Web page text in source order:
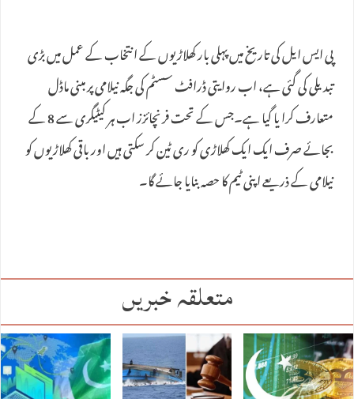
پی ایس ایل کی تاریخ میں پہلی بار کھلاڑیوں کے انتخاب کے عمل میں بڑی
تبدیلی کی گئی ہے، اب روایتی ڈرافٹ سسٹم کی جگہ نیلامی پر مبنی ماڈل
متعارف کرا یا گیا ہے۔جس کے تحت فرنچائزز اب ہر کیٹیگری سے 8 کے
بجائے صرف ایک ایک کھلاڑی کو ری ٹین کر سکتی ہیں اور باقی کھلاڑیوں کو
نیلامی کے ذریعے اپنی ٹیم کا حصہ بنایا جائے گا۔
متعلقہ خبریں